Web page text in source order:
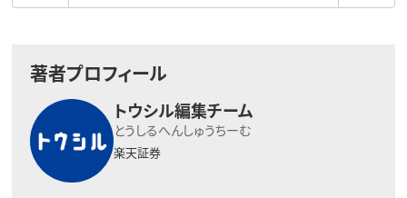
著者プロフィール
トウシル編集チーム
とうしるへんしゅうちーむ
楽天証券